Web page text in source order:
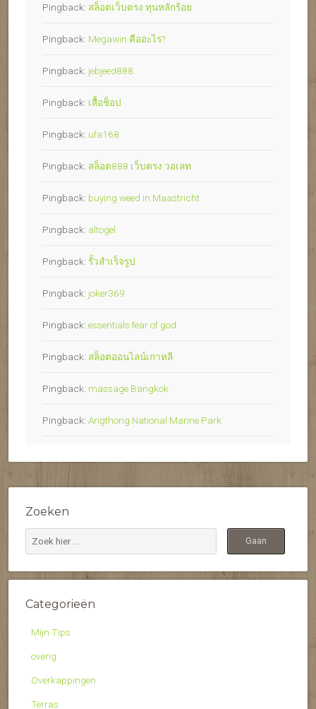
Pingback: สล็อตเว็บตรง ทุนหลักร้อย
Pingback: Megawin คืออะไร?
Pingback: jebjeed888
Pingback: เสื้อช็อป
Pingback: ufa168
Pingback: สล็อต888 เว็บตรง วอเลท
Pingback: buying weed in Maastricht
Pingback: altogel
Pingback: รั้วสำเร็จรูป
Pingback: joker369
Pingback: essentials fear of god
Pingback: สล็อตออนไลน์เกาหลี
Pingback: massage Bangkok
Pingback: Angthong National Marine Park
Zoeken
Categorieën
Mijn Tips
overig
Overkappingen
Terras